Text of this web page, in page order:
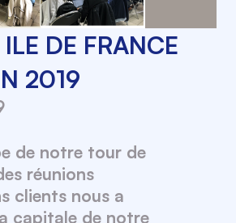
DE FRANCE
2019
de notre tour de
réunions
clients nous a
capitale de notre